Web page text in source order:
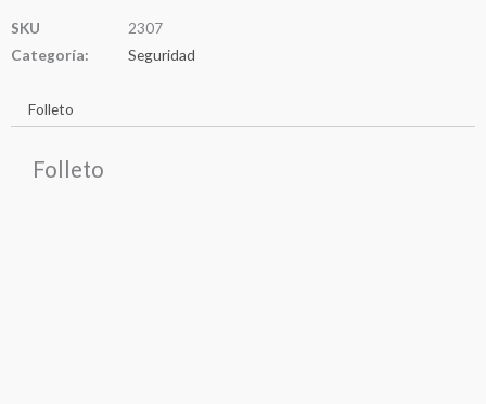
SKU
2307
Categoría:
Seguridad
Folleto
Folleto